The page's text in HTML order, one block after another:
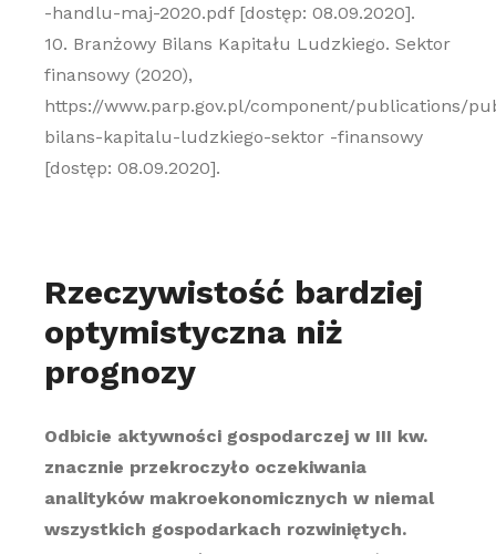
-handlu-maj-2020.pdf [dostęp: 08.09.2020].
10. Branżowy Bilans Kapitału Ludzkiego. Sektor
finansowy (2020),
https://www.parp.gov.pl/component/publications/
bilans-kapitalu-ludzkiego-sektor -finansowy
[dostęp: 08.09.2020].
Rzeczywistość bardziej
optymistyczna niż
prognozy
Odbicie aktywności gospodarczej w III kw.
znacznie przekroczyło oczekiwania
analityków makroekonomicznych w niemal
wszystkich gospodarkach rozwiniętych.